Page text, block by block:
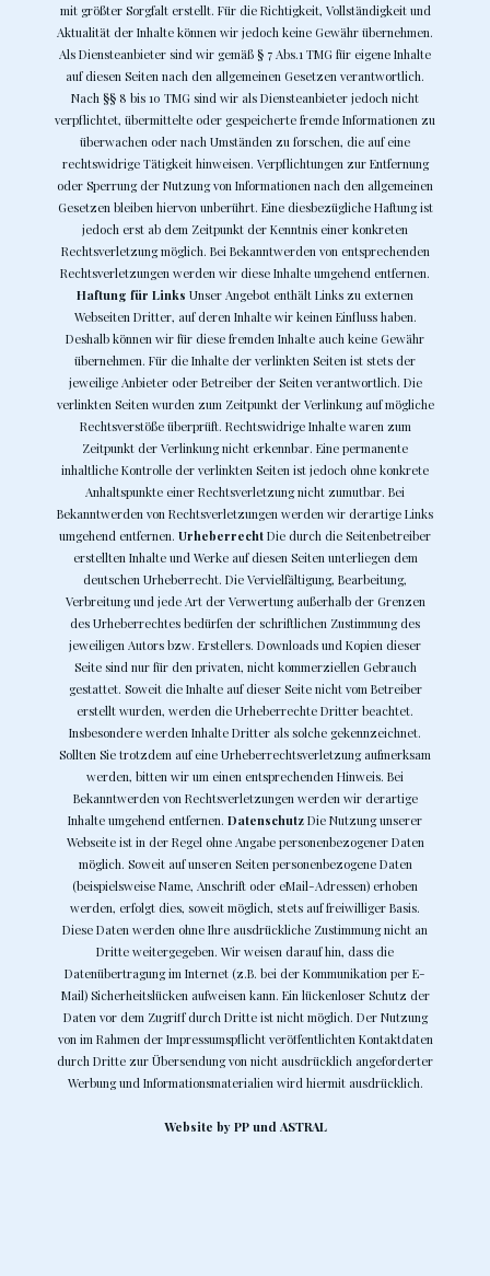
mit größter Sorgfalt erstellt. Für die Richtigkeit, Vollständigkeit und
Aktualität der Inhalte können wir jedoch keine Gewähr übernehmen.
Als Diensteanbieter sind wir gemäß § 7 Abs.1 TMG für eigene Inhalte
auf diesen Seiten nach den allgemeinen Gesetzen verantwortlich.
Nach §§ 8 bis 10 TMG sind wir als Diensteanbieter jedoch nicht
verpflichtet, übermittelte oder gespeicherte fremde Informationen zu
überwachen oder nach Umständen zu forschen, die auf eine
rechtswidrige Tätigkeit hinweisen. Verpflichtungen zur Entfernung
oder Sperrung der Nutzung von Informationen nach den allgemeinen
Gesetzen bleiben hiervon unberührt. Eine diesbezügliche Haftung ist
jedoch erst ab dem Zeitpunkt der Kenntnis einer konkreten
Rechtsverletzung möglich. Bei Bekanntwerden von entsprechenden
Rechtsverletzungen werden wir diese Inhalte umgehend entfernen.
Haftung für Links Unser Angebot enthält Links zu externen
Webseiten Dritter, auf deren Inhalte wir keinen Einfluss haben.
Deshalb können wir für diese fremden Inhalte auch keine Gewähr
übernehmen. Für die Inhalte der verlinkten Seiten ist stets der
jeweilige Anbieter oder Betreiber der Seiten verantwortlich. Die
verlinkten Seiten wurden zum Zeitpunkt der Verlinkung auf mögliche
Rechtsverstöße überprüft. Rechtswidrige Inhalte waren zum
Zeitpunkt der Verlinkung nicht erkennbar. Eine permanente
inhaltliche Kontrolle der verlinkten Seiten ist jedoch ohne konkrete
Anhaltspunkte einer Rechtsverletzung nicht zumutbar. Bei
Bekanntwerden von Rechtsverletzungen werden wir derartige Links
umgehend entfernen. Urheberrecht Die durch die Seitenbetreiber
erstellten Inhalte und Werke auf diesen Seiten unterliegen dem
deutschen Urheberrecht. Die Vervielfältigung, Bearbeitung,
Verbreitung und jede Art der Verwertung außerhalb der Grenzen
des Urheberrechtes bedürfen der schriftlichen Zustimmung des
jeweiligen Autors bzw. Erstellers. Downloads und Kopien dieser
Seite sind nur für den privaten, nicht kommerziellen Gebrauch
gestattet. Soweit die Inhalte auf dieser Seite nicht vom Betreiber
erstellt wurden, werden die Urheberrechte Dritter beachtet.
Insbesondere werden Inhalte Dritter als solche gekennzeichnet.
Sollten Sie trotzdem auf eine Urheberrechtsverletzung aufmerksam
werden, bitten wir um einen entsprechenden Hinweis. Bei
Bekanntwerden von Rechtsverletzungen werden wir derartige
Inhalte umgehend entfernen. Datenschutz Die Nutzung unserer
Webseite ist in der Regel ohne Angabe personenbezogener Daten
möglich. Soweit auf unseren Seiten personenbezogene Daten
(beispielsweise Name, Anschrift oder eMail-Adressen) erhoben
werden, erfolgt dies, soweit möglich, stets auf freiwilliger Basis.
Diese Daten werden ohne Ihre ausdrückliche Zustimmung nicht an
Dritte weitergegeben. Wir weisen darauf hin, dass die
Datenübertragung im Internet (z.B. bei der Kommunikation per E-
Mail) Sicherheitslücken aufweisen kann. Ein lückenloser Schutz der
Daten vor dem Zugriff durch Dritte ist nicht möglich. Der Nutzung
von im Rahmen der Impressumspflicht veröffentlichten Kontaktdaten
durch Dritte zur Übersendung von nicht ausdrücklich angeforderter
Werbung und Informationsmaterialien wird hiermit ausdrücklich.
Website by PPund ASTRAL